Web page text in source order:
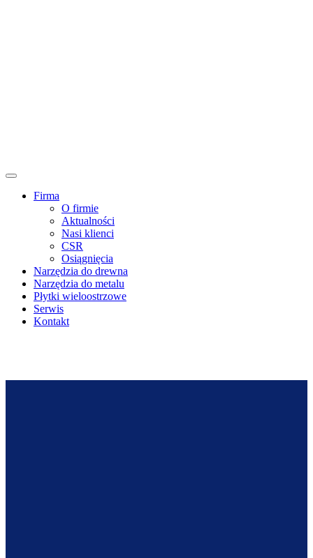
Firma
O firmie
Aktualności
Nasi klienci
CSR
Osiągnięcia
Narzędzia do drewna
Narzędzia do metalu
Płytki wieloostrzowe
Serwis
Kontakt